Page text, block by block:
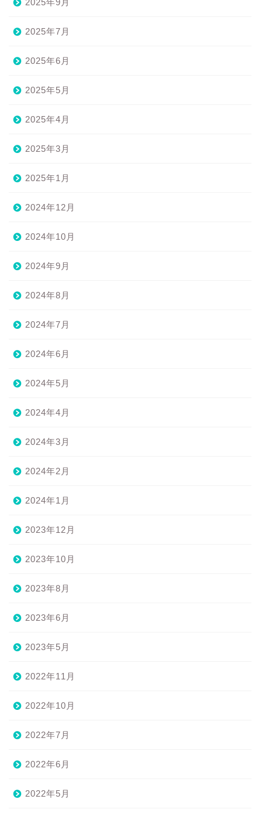
2025年9月
2025年7月
2025年6月
2025年5月
2025年4月
2025年3月
2025年1月
2024年12月
2024年10月
2024年9月
2024年8月
2024年7月
2024年6月
2024年5月
2024年4月
2024年3月
2024年2月
2024年1月
2023年12月
2023年10月
2023年8月
2023年6月
2023年5月
2022年11月
2022年10月
2022年7月
2022年6月
2022年5月